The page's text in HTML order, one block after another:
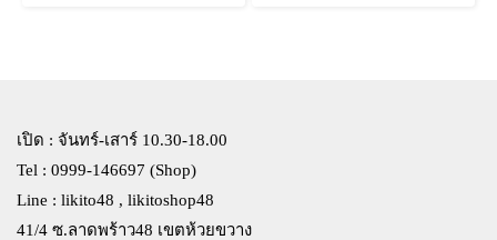
เปิด : จันทร์-เสาร์ 10.30-18.00
Tel : 0999-146697 (Shop)
Line : likito48 , likitoshop48
41/4 ซ.ลาดพร้าว48 เขตห้วยขวาง